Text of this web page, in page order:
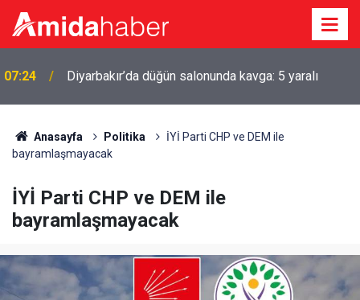
07:24 Diyarbakır’da düğün salonunda kavga: 5 yaralı
Anasayfa Politika
İYİ Parti CHP ve DEM ile
bayramlaşmayacak
İYİ Parti CHP ve DEM ile
bayramlaşmayacak